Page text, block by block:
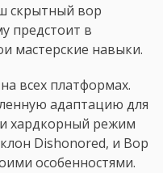
скрытный вор
предстоит в
мастерские навыки.
всех платформах.
адаптацию для
хардкорный режим
Dishonored, и Вор
особенностями.